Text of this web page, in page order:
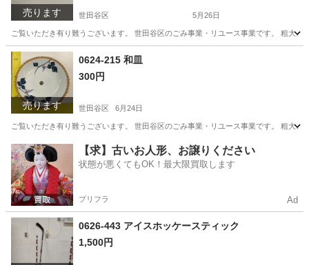
売ります 世田谷区 5月26日
ご覧いただき有り難うございます。 世⽥⾕区のごみ事業・リユース事業です。 粗
東京 世田谷区 アクセサリー
売ります
0624-215 和皿
300円
世田谷区 6月24日
ご覧いただき有り難うございます。 世⽥⾕区のごみ事業・リユース事業です。 粗
東京 世田谷区 食器 リユース
【求】古いお人形、お譲りください
状態が悪くてもOK！最大限買取します
プリフラ Ad
0626-443 アイスホッケースティック
1,500円